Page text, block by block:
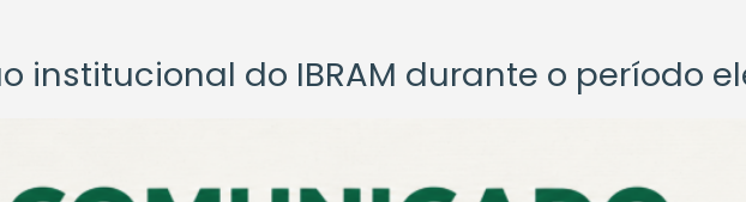
institucional do IBRAM durante o período